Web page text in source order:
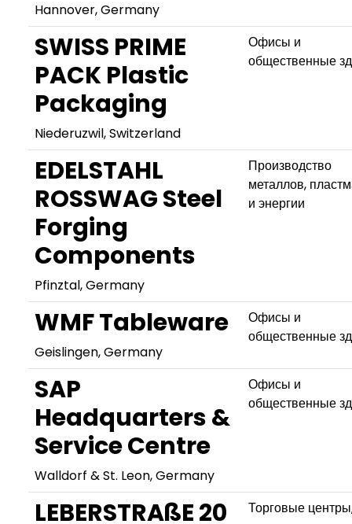
Hannover, Germany
SWISS PRIME
PACK Plastic
Packaging
Niederuzwil, Switzerland
Офисы и
общественные
EDELSTAHL
ROSSWAG Steel
Forging
Components
Pfinztal, Germany
Производство
металлов,
и энергии
WMF Tableware
Geislingen, Germany
Офисы и
общественные
SAP
Headquarters &
Service Centre
Walldorf & St. Leon, Germany
Офисы и
общественные
LEBERSTRAßE 20
Торговые